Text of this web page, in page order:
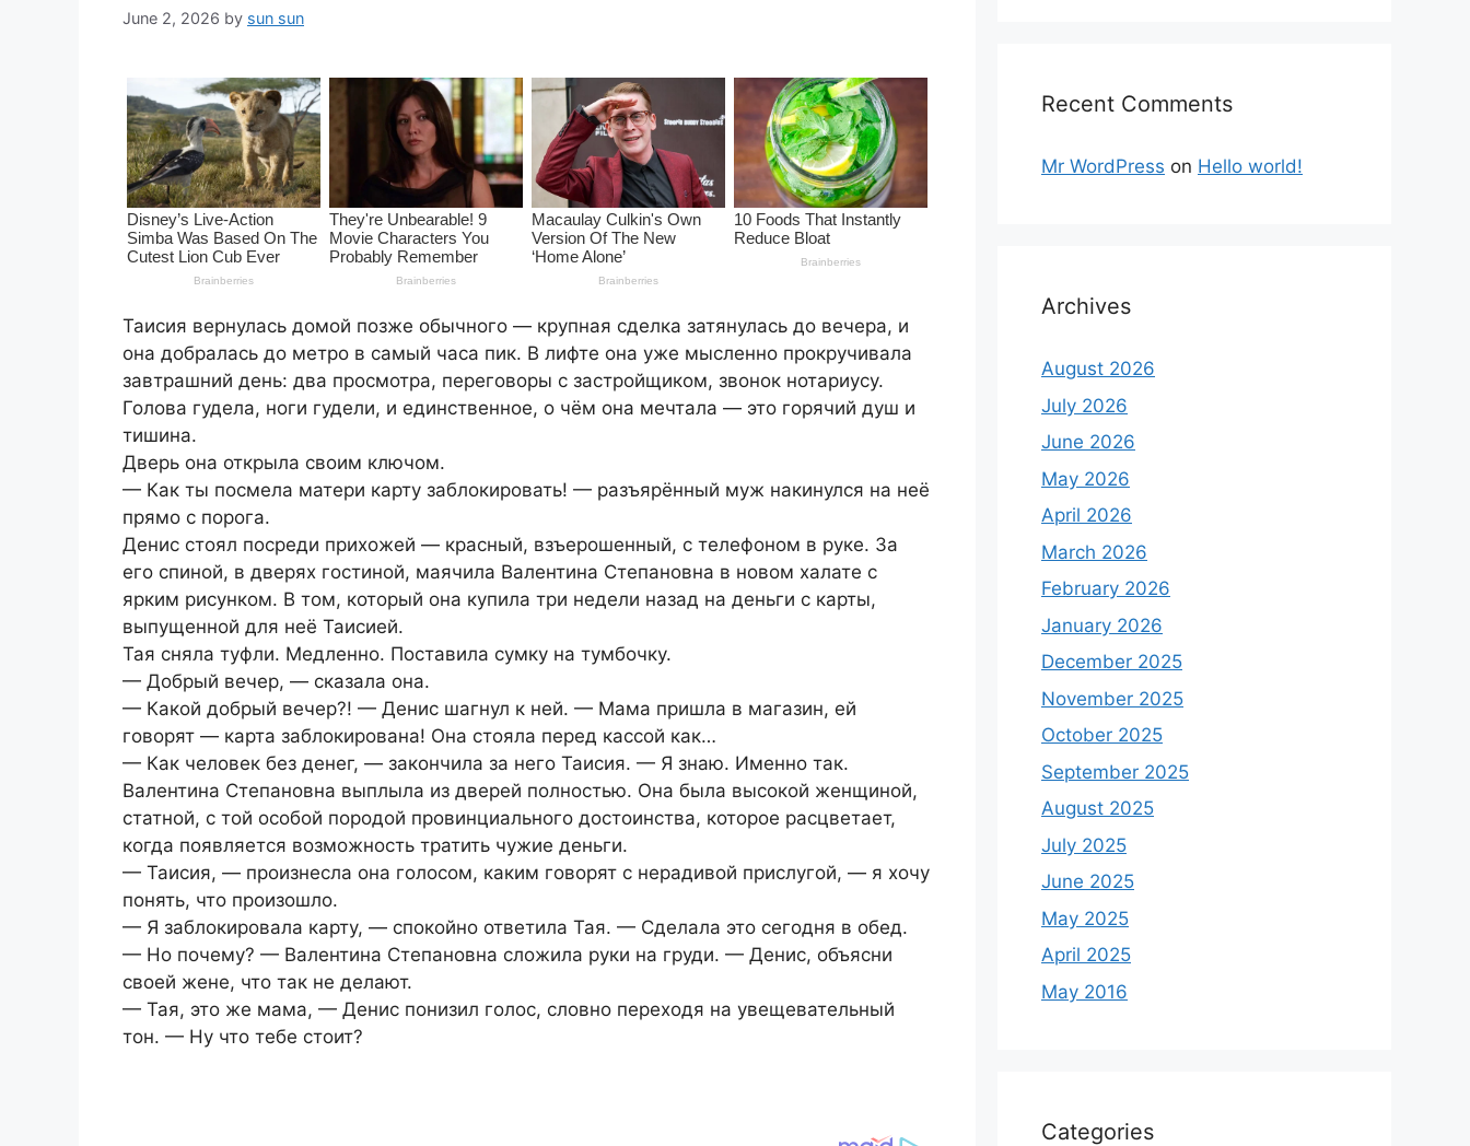
June 2, 2026 by sun sun
Таисия вернулась домой позже обычного — крупная сделка затянулась до вечера, и
она добралась до метро в самый часа пик. В лифте она уже мысленно прокручивала
завтрашний день: два просмотра, переговоры с застройщиком, звонок нотариусу.
Голова гудела, ноги гудели, и единственное, о чём она мечтала — это горячий душ и
тишина.
Дверь она открыла своим ключом.
— Как ты посмела матери карту заблокировать! — разъярённый муж накинулся на неё
прямо с порога.
Денис стоял посреди прихожей — красный, взъерошенный, с телефоном в руке. За
его спиной, в дверях гостиной, маячила Валентина Степановна в новом халате с
ярким рисунком. В том, который она купила три недели назад на деньги с карты,
выпущенной для неё Таисией.
Тая сняла туфли. Медленно. Поставила сумку на тумбочку.
— Добрый вечер, — сказала она.
— Какой добрый вечер?! — Денис шагнул к ней. — Мама пришла в магазин, ей
говорят — карта заблокирована! Она стояла перед кассой как…
— Как человек без денег, — закончила за него Таисия. — Я знаю. Именно так.
Валентина Степановна выплыла из дверей полностью. Она была высокой женщиной,
статной, с той особой породой провинциального достоинства, которое расцветает,
когда появляется возможность тратить чужие деньги.
— Таисия, — произнесла она голосом, каким говорят с нерадивой прислугой, — я хочу
понять, что произошло.
— Я заблокировала карту, — спокойно ответила Тая. — Сделала это сегодня в обед.
— Но почему? — Валентина Степановна сложила руки на груди. — Денис, объясни
своей жене, что так не делают.
— Тая, это же мама, — Денис понизил голос, словно переходя на увещевательный
тон. — Ну что тебе стоит?
Recent Comments
Mr WordPress on Hello world!
Archives
August 2026
July 2026
June 2026
May 2026
April 2026
March 2026
February 2026
January 2026
December 2025
November 2025
October 2025
September 2025
August 2025
July 2025
June 2025
May 2025
April 2025
May 2016
Categories